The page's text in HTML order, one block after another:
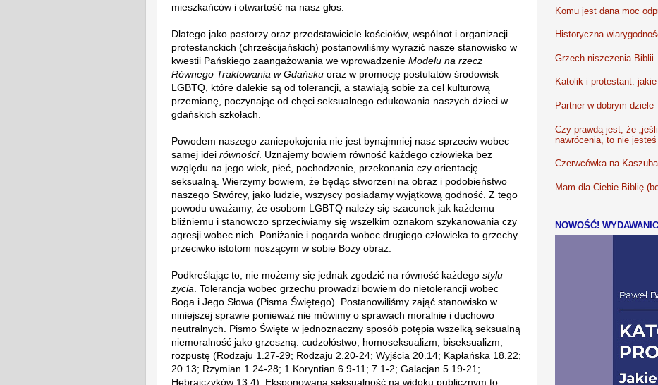
mieszkańców i otwartość na nasz głos.
Dlatego jako pastorzy oraz przedstawiciele kościołów, wspólnot i organizacji
protestanckich (chrześcijańskich) postanowiliśmy wyrazić nasze stanowisko w
kwestii Pańskiego zaangażowania we wprowadzenie Modelu na rzecz
Równego Traktowania w Gdańsku oraz w promocję postulatów środowisk
LGBTQ, które dalekie są od tolerancji, a stawiają sobie za cel kulturową
przemianę, poczynając od chęci seksualnego edukowania naszych dzieci w
gdańskich szkołach.
Powodem naszego zaniepokojenia nie jest bynajmniej nasz sprzeciw wobec
samej idei równości. Uznajemy bowiem równość każdego człowieka bez
względu na jego wiek, płeć, pochodzenie, przekonania czy orientację
seksualną. Wierzymy bowiem, że będąc stworzeni na obraz i podobieństwo
naszego Stwórcy, jako ludzie, wszyscy posiadamy wyjątkową godność. Z tego
powodu uważamy, że osobom LGBTQ należy się szacunek jak każdemu
bliźniemu i stanowczo sprzeciwiamy się wszelkim oznakom szykanowania czy
agresji wobec nich. Poniżanie i pogarda wobec drugiego człowieka to grzechy
przeciwko istotom noszącym w sobie Boży obraz.
Podkreślając to, nie możemy się jednak zgodzić na równość każdego stylu
życia . Tolerancja wobec grzechu prowadzi bowiem do nietolerancji wobec
Boga i Jego Słowa (Pisma Świętego). Postanowiliśmy zająć stanowisko w
niniejszej sprawie ponieważ nie mówimy o sprawach moralnie i duchowo
neutralnych. Pismo Święte w jednoznaczny sposób potępia wszelką seksualną
niemoralność jako grzeszną: cudzołóstwo, homoseksualizm, biseksualizm,
rozpustę (Rodzaju 1.27-29; Rodzaju 2.20-24; Wyjścia 20.14; Kapłańska 18.22;
20.13; Rzymian 1.24-28; 1 Koryntian 6.9-11; 7.1-2; Galacjan 5.19-21;
Hebrajczyków 13.4). Eksponowana seksualność na widoku publicznym to
Komu jest dana moc
Historyczna
Grzech niszczenia Biblii
Katolik i protestant:
Partner w dobrym dziele
Czy prawdą jest, że
nawrócenia, to nie jesteś
Czerwcówka na
Mam dla Ciebie Biblię
NOWOŚĆ!